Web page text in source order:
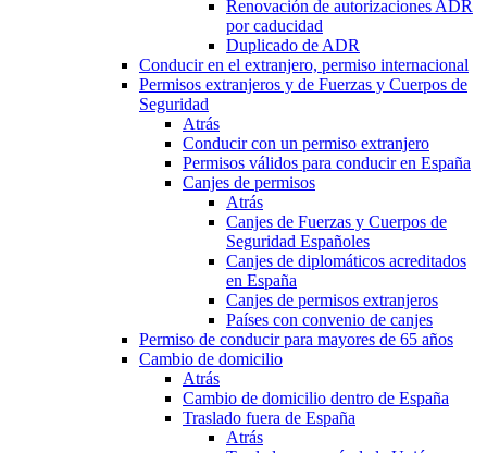
Renovación de autorizaciones ADR
por caducidad
Duplicado de ADR
Conducir en el extranjero, permiso internacional
Permisos extranjeros y de Fuerzas y Cuerpos de
Seguridad
Atrás
Conducir con un permiso extranjero
Permisos válidos para conducir en España
Canjes de permisos
Atrás
Canjes de Fuerzas y Cuerpos de
Seguridad Españoles
Canjes de diplomáticos acreditados
en España
Canjes de permisos extranjeros
Países con convenio de canjes
Permiso de conducir para mayores de 65 años
Cambio de domicilio
Atrás
Cambio de domicilio dentro de España
Traslado fuera de España
Atrás